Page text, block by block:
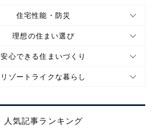
住宅性能・防災
理想の住まい選び
安心できる住まいづくり
リゾートライクな暮らし
人気記事ランキング